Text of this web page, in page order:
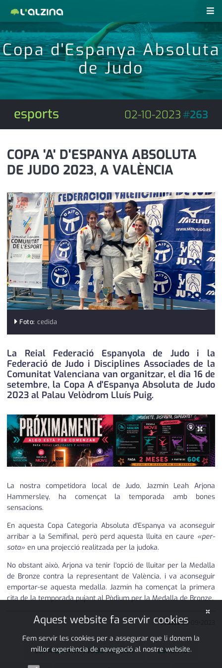
notícies
últimes notícies
activitats
agenda
empresa
esports
medi ambient
opinió
política
promo serveis
salut
serveis
societat
urbanisme
editorial
revistes pdf
anunciants
subscripció
contacte
telèfons
calendari
Copa d'Espanya Absoluta
de Judo
esports 02-10-2023#263
COPA 'A' D'ESPANYA ABSOLUTA
DE JUDO 2023, A VALÈNCIA
Foto: cedida
La Reial Federació Espanyola de Judo i la
Federació de Judo i Disciplines Associades de la
Comunitat Valenciana van organitzar, el dia 16 de
setembre, la Copa A d'Espanya Absoluta de Judo
2023 al Palau Velòdrom Lluís Puig.
×
La nostra competidora local de Judo, Jazmín Leah Arjona
Hammersley, ha començat la temporada amb bones
sensacions.
En aquesta Copa Categoria Absoluta d'Espanya va aconseguir
arribar a la Semifinal, però perd aquesta lluita en caure «per-
sota» en una projecció realitzada per la judoka.
No obstant això, Arjona va tenir l'opció de lluitar per la Medalla
de Bronze contra la representant de València, i va aconseguir
emportar-se aquesta medalla. Jazmín ha començat la primera
cita de la temporada pujant al Pòdium per la Medalla de Bronze.
J Aixàs25
COPA ESPANYA JUDO ARJONA ESPORTS
×
Aquest website fa servir cookies
Fem servir les cookies per a assegurar que li donem la
millor experiència de navegació al nostre website.